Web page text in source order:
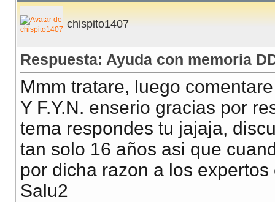
chispito1407
Respuesta: Ayuda con memoria
Mmm tratare, luego
Y F.Y.N. enserio gracias por
tema respondes tu jajaja,
tan solo 16 años asi que
por dicha razon a los
Salu2